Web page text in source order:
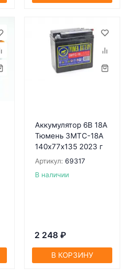
Аккумулятор 6В 18А
Тюмень 3МТС-18А
140х77х135 2023 г
Артикул: 69317
В наличии
2 248 ₽
В КОРЗИНУ